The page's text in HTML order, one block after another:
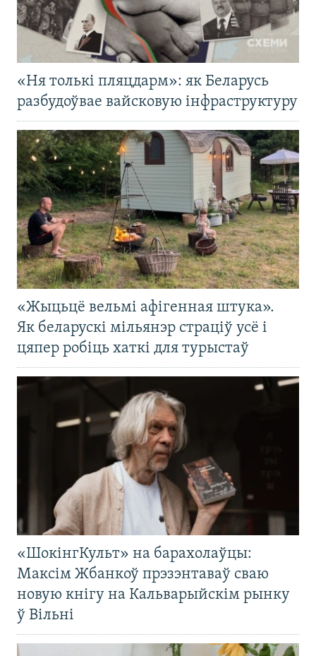
«Ня толькі пляцдарм»: як Беларусь
разбудоўвае вайсковую інфраструктуру
«Жыцьцё вельмі афігенная штука».
Як беларускі мільянэр страціў усё і
цяпер робіць хаткі для турыстаў
«ШокінгКульт» на барахолаўцы:
Максім Жбанкоў прэзэнтаваў сваю
новую кнігу на Кальварыйскім рынку
ў Вільні